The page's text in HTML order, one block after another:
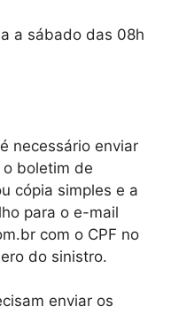
a sábado das 08h
necessário enviar
boletim de
cópia simples e a
para o e-mail
com o CPF no
do sinistro.
enviar os